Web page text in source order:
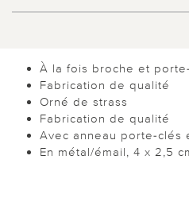
À la fois broche et
Fabrication de qualité
Orné de strass
Fabrication de qualité
Avec anneau porte-clés
En métal/émail, 4 x 2,5